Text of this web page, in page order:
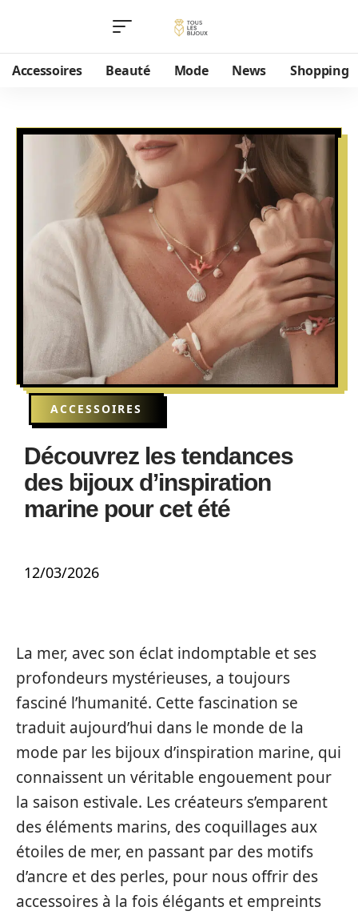
Accessoires Beauté Mode News Shopping
ACCESSOIRES
Découvrez les tendances
des bijoux d’inspiration
marine pour cet été
12/03/2026
La mer, avec son éclat indomptable et ses
profondeurs mystérieuses, a toujours
fasciné l’humanité. Cette fascination se
traduit aujourd’hui dans le monde de la
mode par les bijoux d’inspiration marine, qui
connaissent un véritable engouement pour
la saison estivale. Les créateurs s’emparent
des éléments marins, des coquillages aux
étoiles de mer, en passant par des motifs
d’ancre et des perles, pour nous offrir des
accessoires à la fois élégants et empreints